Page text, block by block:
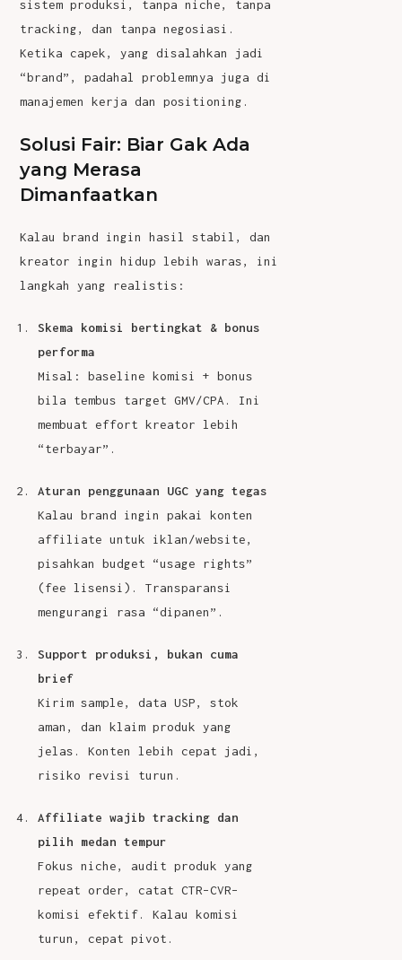
sistem produksi, tanpa niche, tanpa
tracking, dan tanpa negosiasi.
Ketika capek, yang disalahkan jadi
“brand”, padahal problemnya juga di
manajemen kerja dan positioning.
Solusi Fair: Biar Gak Ada
yang Merasa
Dimanfaatkan
Kalau brand ingin hasil stabil, dan
kreator ingin hidup lebih waras, ini
langkah yang realistis:
Skema komisi bertingkat & bonus
performa
Misal: baseline komisi + bonus
bila tembus target GMV/CPA. Ini
membuat effort kreator lebih
“terbayar”.
Aturan penggunaan UGC yang tegas
Kalau brand ingin pakai konten
affiliate untuk iklan/website,
pisahkan budget “usage rights”
(fee lisensi). Transparansi
mengurangi rasa “dipanen”.
Support produksi, bukan cuma
brief
Kirim sample, data USP, stok
aman, dan klaim produk yang
jelas. Konten lebih cepat jadi,
risiko revisi turun.
Affiliate wajib tracking dan
pilih medan tempur
Fokus niche, audit produk yang
repeat order, catat CTR–CVR–
komisi efektif. Kalau komisi
turun, cepat pivot.